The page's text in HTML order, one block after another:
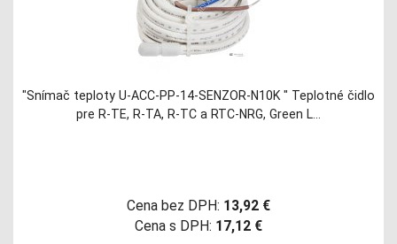
"Snímač teploty U-ACC-PP-14-SENZOR-N10K " Teplotné čidlo
pre R-TE, R-TA, R-TC a RTC-NRG, Green L…
Cena bez DPH: 13,92 €
Cena s DPH: 17,12 €